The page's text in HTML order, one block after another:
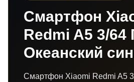
Смартфон
Redmi A5 3/64
Океанский
Смартфон Xiaomi Redmi A5